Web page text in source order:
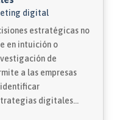
digital
estratégicas no
en intuición o
de
a las empresas
identificar
digitales...